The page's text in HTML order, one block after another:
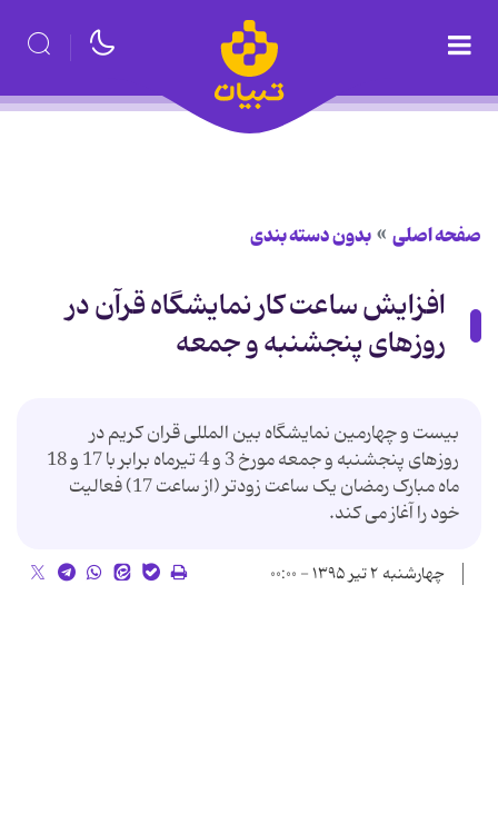
صفحه اصلی بدون دسته بندی
افزایش ساعت کار نمایشگاه قرآن در
روزهای پنجشنبه و جمعه
بیست و چهارمین نمایشگاه بین المللی قران کریم در
روزهای پنجشنبه و جمعه مورخ 3 و 4 تیرماه برابر با 17 و 18
ماه مبارک رمضان یک ساعت زودتر (از ساعت 17) فعالیت
خود را آغاز می کند.
چهارشنبه ۲ تیر ۱۳۹۵ - ۰۰:۰۰